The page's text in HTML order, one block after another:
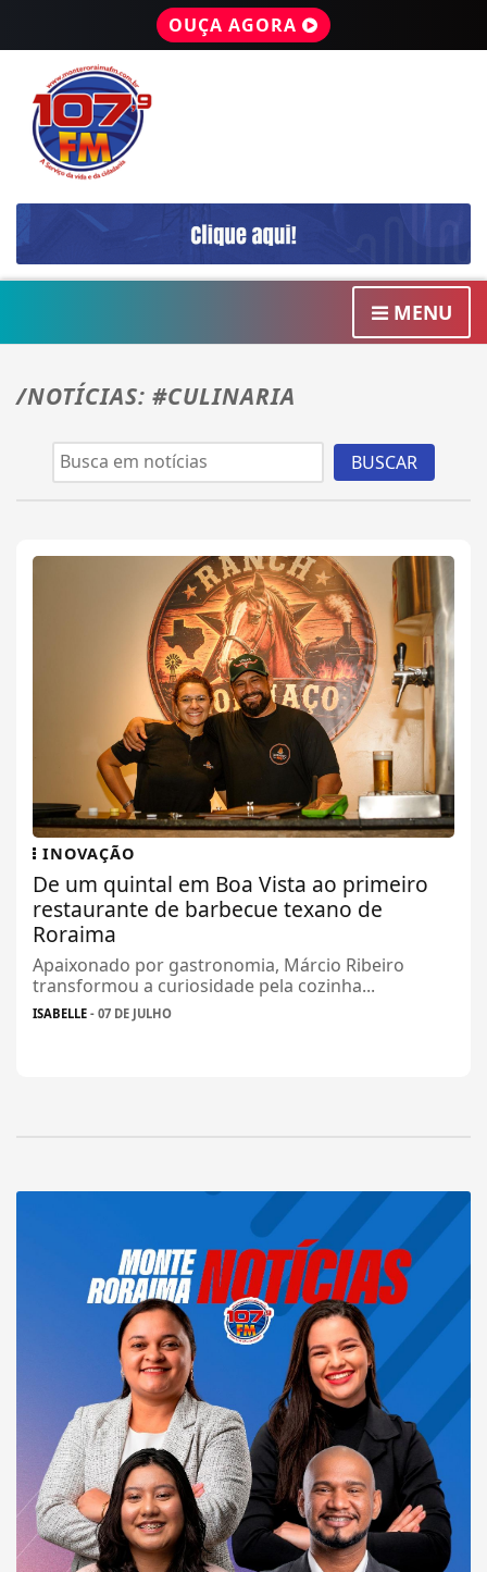
OUÇA AGORA
MENU
/NOTÍCIAS: #CULINARIA
BUSCAR
INOVAÇÃO
De um quintal em Boa Vista ao primeiro
restaurante de barbecue texano de
Roraima
Apaixonado por gastronomia, Márcio Ribeiro
transformou a curiosidade pela cozinha...
ISABELLE - 07 DE JULHO